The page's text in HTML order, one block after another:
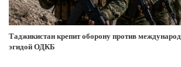
Таджикистан крепит оборону против
эгидой ОДКБ